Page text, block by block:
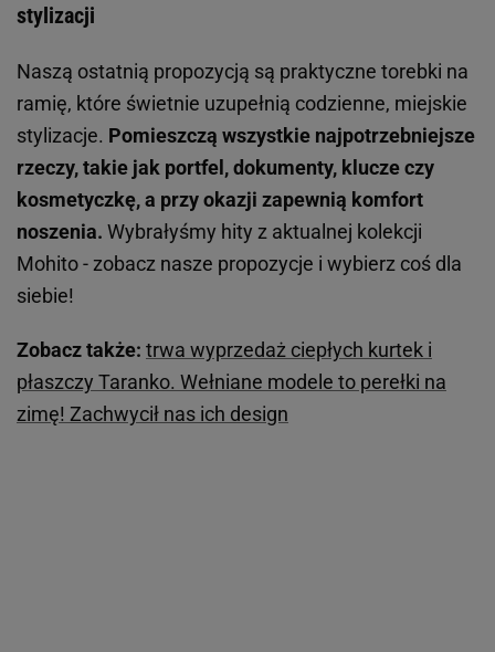
stylizacji
Naszą ostatnią propozycją są praktyczne torebki na
ramię, które świetnie uzupełnią codzienne, miejskie
stylizacje. Pomieszczą wszystkie najpotrzebniejsze
rzeczy, takie jak portfel, dokumenty, klucze czy
kosmetyczkę, a przy okazji zapewnią komfort
noszenia. Wybrałyśmy hity z aktualnej kolekcji
Mohito - zobacz nasze propozycje i wybierz coś dla
siebie!
Zobacz także: trwa wyprzedaż ciepłych kurtek i
płaszczy Taranko. Wełniane modele to perełki na
zimę! Zachwycił nas ich design